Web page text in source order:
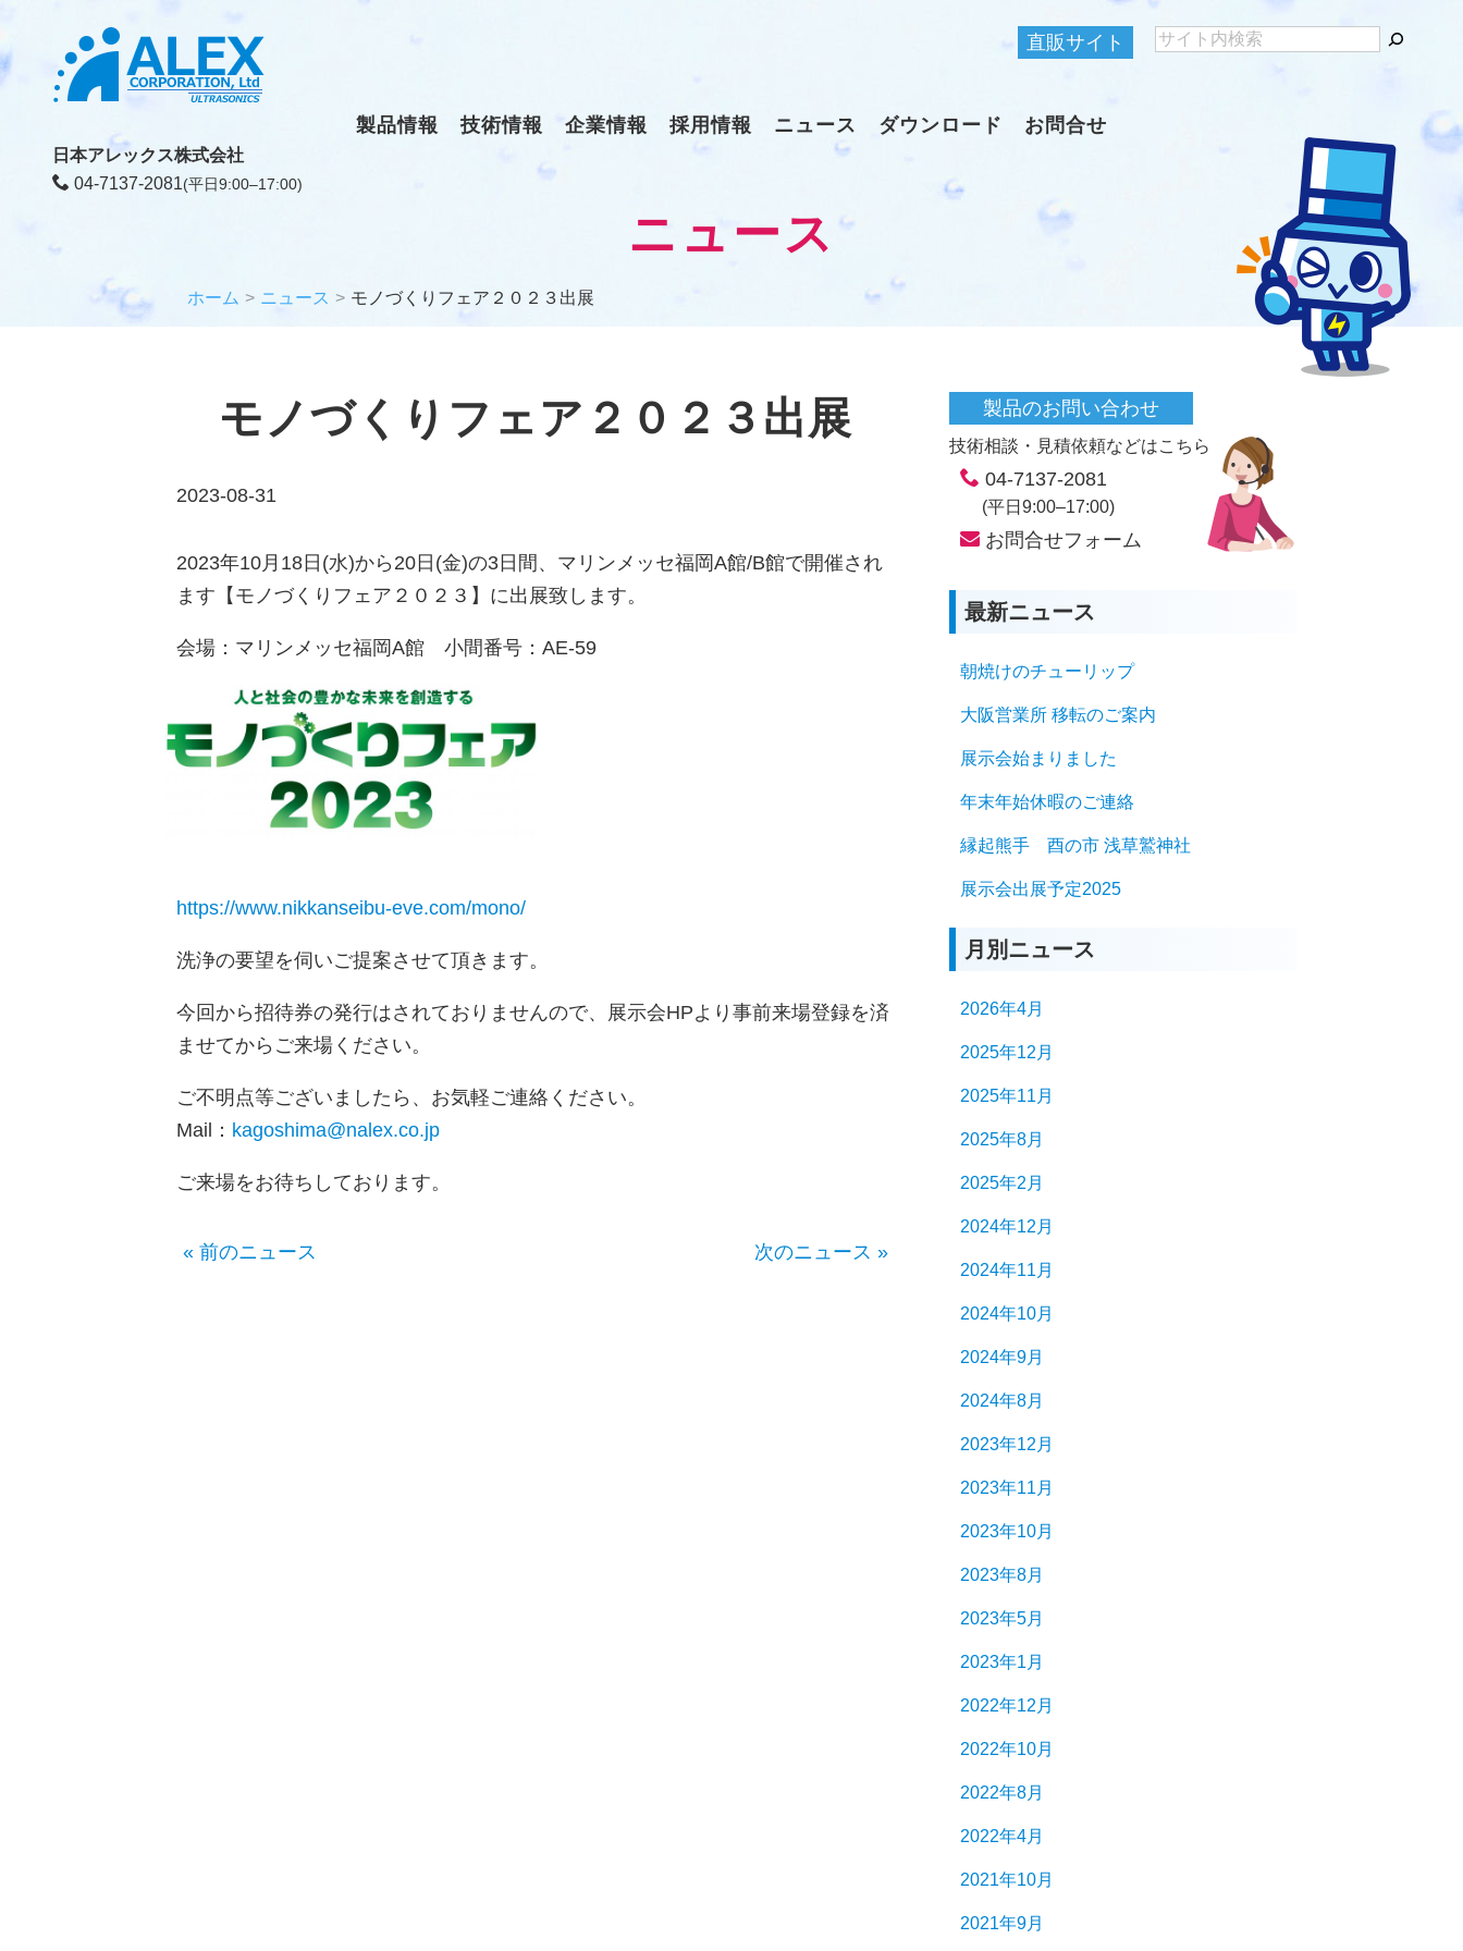
直販サイト
製品情報 技術情報 企業情報 採用情報 ニュース ダウンロード お問合せ
日本アレックス株式会社
04-7137-2081(平日9:00–17:00)
ニュース
ホーム ニュース モノづくりフェア２０２３出展
モノづくりフェア２０２３出展
2023-08-31
2023年10月18日(水)から20日(金)の3日間、マリンメッセ福岡A館/B館で開催され
ます【モノづくりフェア２０２３】に出展致します。
会場：マリンメッセ福岡A館 小間番号：AE-59
https://www.nikkanseibu-eve.com/mono/
洗浄の要望を伺いご提案させて頂きます。
今回から招待券の発行はされておりませんので、展示会HPより事前来場登録を済
ませてからご来場ください。
ご不明点等ございましたら、お気軽ご連絡ください。
Mail： kagoshima@nalex.co.jp
ご来場をお待ちしております。
« 前のニュース 次のニュース »
製品のお問い合わせ
技術相談・見積依頼などはこちら
04-7137-2081
(平日9:00–17:00)
お問合せフォーム
最新ニュース
朝焼けのチューリップ
大阪営業所 移転のご案内
展示会始まりました
年末年始休暇のご連絡
縁起熊手 酉の市 浅草鷲神社
展示会出展予定2025
月別ニュース
2026年4月
2025年12月
2025年11月
2025年8月
2025年2月
2024年12月
2024年11月
2024年10月
2024年9月
2024年8月
2023年12月
2023年11月
2023年10月
2023年8月
2023年5月
2023年1月
2022年12月
2022年10月
2022年8月
2022年4月
2021年10月
2021年9月